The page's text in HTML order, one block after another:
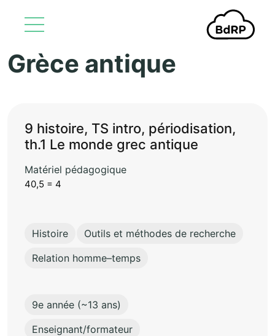
Aller au contenu principal
Grèce antique
9 histoire, TS intro, périodisation,
th.1 Le monde grec antique
Matériel pédagogique
40,5 = 4
Histoire
Outils et méthodes de recherche
Relation homme–temps
9e année (~13 ans)
Enseignant/formateur